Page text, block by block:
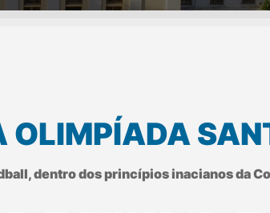
OLIMPÍADA
dentro dos princípios inacianos da